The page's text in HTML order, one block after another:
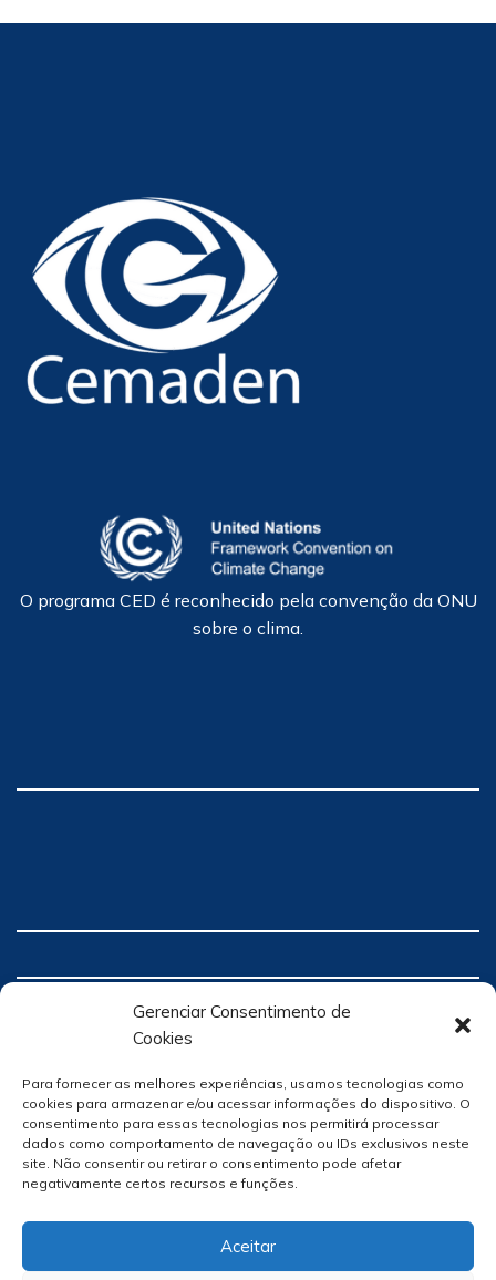
Gerenciar Consentimento de
Cookies
Para fornecer as melhores experiências, usamos tecnologias como
cookies para armazenar e/ou acessar informações do dispositivo. O
consentimento para essas tecnologias nos permitirá processar
dados como comportamento de navegação ou IDs exclusivos neste
site. Não consentir ou retirar o consentimento pode afetar
negativamente certos recursos e funções.
Aceitar
O programa CED é reconhecido pela convenção da ONU
sobre o clima.